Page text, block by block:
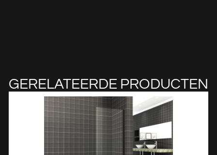
GERELATEERDE PRODUCTEN